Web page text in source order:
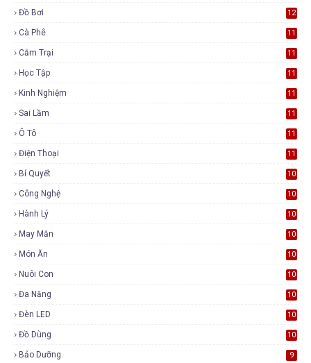
Đồ Bơi 12
Cà Phê 11
Cắm Trại 11
Học Tập 11
Kinh Nghiệm 11
Sai Lầm 11
Ô Tô 11
Điện Thoại 11
Bí Quyết 10
Công Nghệ 10
Hành Lý 10
May Mắn 10
Món Ăn 10
Nuôi Con 10
Đa Năng 10
Đèn LED 10
Đồ Dùng 10
Bảo Dưỡng 9